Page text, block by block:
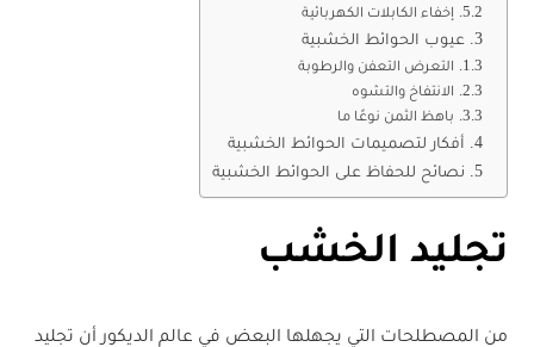
إخفاء الكابلات الكهربائية
عيوب الحوائط الخشبية
التعرض التعفن والرطوبة
الانتفاخ والتشوه
باهظ الثمن نوعًا ما
أفكار لتصميمات الحوائط الخشبية
نصائح للحفاظ على الحوائط الخشبية
تجليد الخشب
من المصطلحات التي يجهلها البعض في عالم الديكور أن تجليد